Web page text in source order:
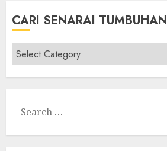
CARI SENARAI TUMBUHAN
Cari
Senarai
Tumbuhan
Search
for: